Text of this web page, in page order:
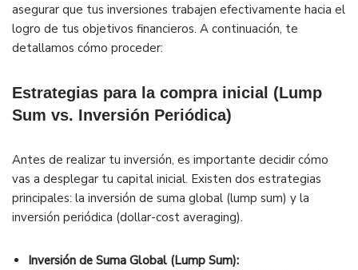
asegurar que tus inversiones trabajen efectivamente hacia el
logro de tus objetivos financieros. A continuación, te
detallamos cómo proceder:
Estrategias para la compra inicial (Lump
Sum vs. Inversión Periódica)
Antes de realizar tu inversión, es importante decidir cómo
vas a desplegar tu capital inicial. Existen dos estrategias
principales: la inversión de suma global (lump sum) y la
inversión periódica (dollar-cost averaging).
Inversión de Suma Global (Lump Sum):